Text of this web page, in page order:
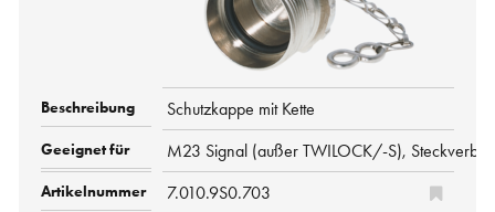
Schutzkappe mit Kette
M23 Signal (außer TWILOCK/-S),
7.010.9S0.703